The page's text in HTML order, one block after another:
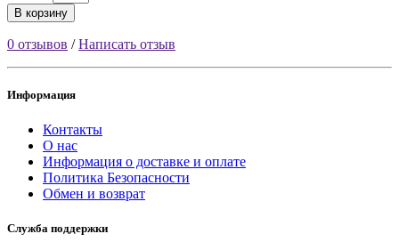
В корзину
0 отзывов /Написать отзыв
Информация
Контакты
О нас
Информация о доставке и оплате
Политика Безопасности
Обмен и возврат
Служба поддержки